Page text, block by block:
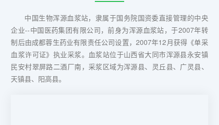
中国生物浑源血浆站，隶属于国务院国资委直接管理的中央
企业--中国医药集团有限公司，前身为浑源血浆站，于2007年转
制后由成都蓉生药业有限责任公司设置，2007年12月获得《单采
血浆许可证》执业采浆。血浆站位于山西省大同市浑源县永安镇
民安村翠屏路二酒厂南，采浆区域为浑源县、灵丘县、广灵县、
天镇县、阳高县。